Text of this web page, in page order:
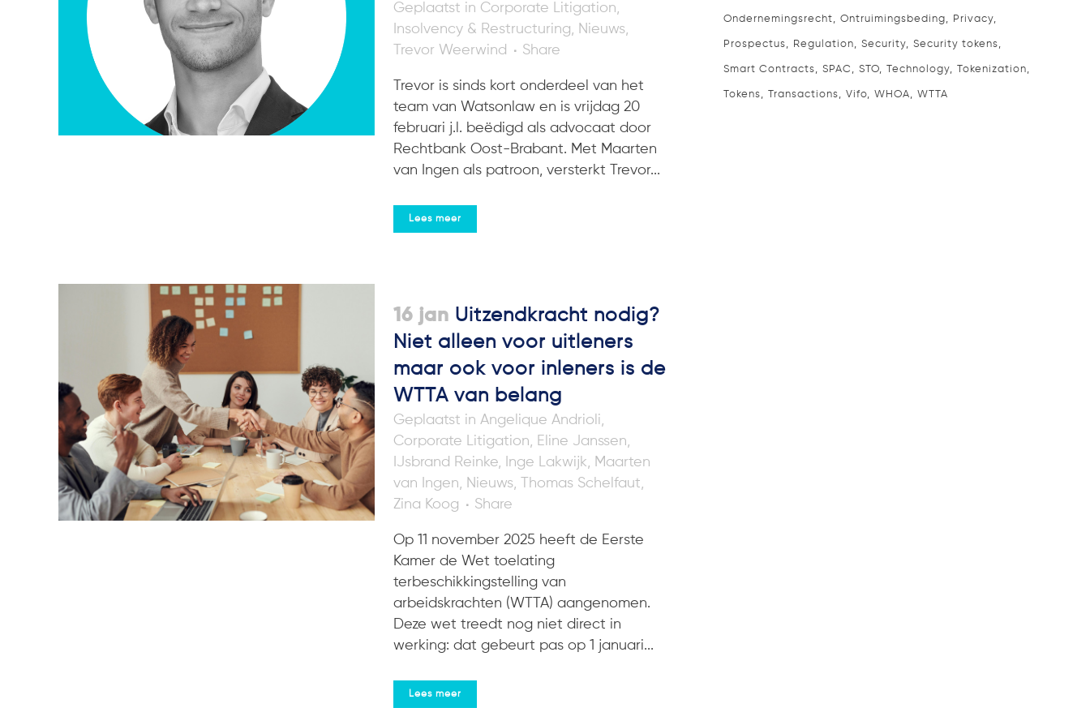
in Corporate Litigation,
Insolvency & Restructuring, Nieuws,
Trevor Weerwind
Share
Trevor is sinds kort onderdeel van het
team van Watsonlaw en is vrijdag 20
februari j.l. beëdigd als advocaat door
Rechtbank Oost-Brabant. Met Maarten
van Ingen als patroon, versterkt Trevor...
Lees meer
16 jan Uitzendkracht nodig?
Niet alleen voor uitleners
maar ook voor inleners is de
WTTA van belang
in Angelique Andrioli,
Corporate Litigation, Eline Janssen,
IJsbrand Reinke, Inge Lakwijk, Maarten
van Ingen, Nieuws, Thomas Schelfaut,
Zina Koog
Share
Op 11 november 2025 heeft de Eerste
Kamer de Wet toelating
terbeschikkingstelling van
arbeidskrachten (WTTA) aangenomen.
Deze wet treedt nog niet direct in
werking: dat gebeurt pas op 1 januari...
Lees meer
Ondernemingsrecht Ontruimingsbeding Privacy
Prospectus Regulation Security Security tokens
Smart Contracts SPAC STO Technology Tokenization
Tokens Transactions Vifo WHOA WTTA